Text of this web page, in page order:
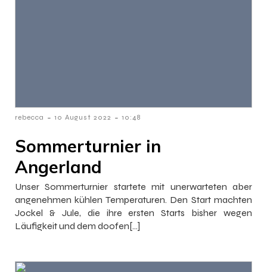
rebecca - 10 August 2022 - 10:48
Sommerturnier in
Angerland
Unser Sommerturnier startete mit unerwarteten aber
angenehmen kühlen Temperaturen. Den Start machten
Jockel & Jule, die ihre ersten Starts bisher wegen
Läufigkeit und dem doofen[…]